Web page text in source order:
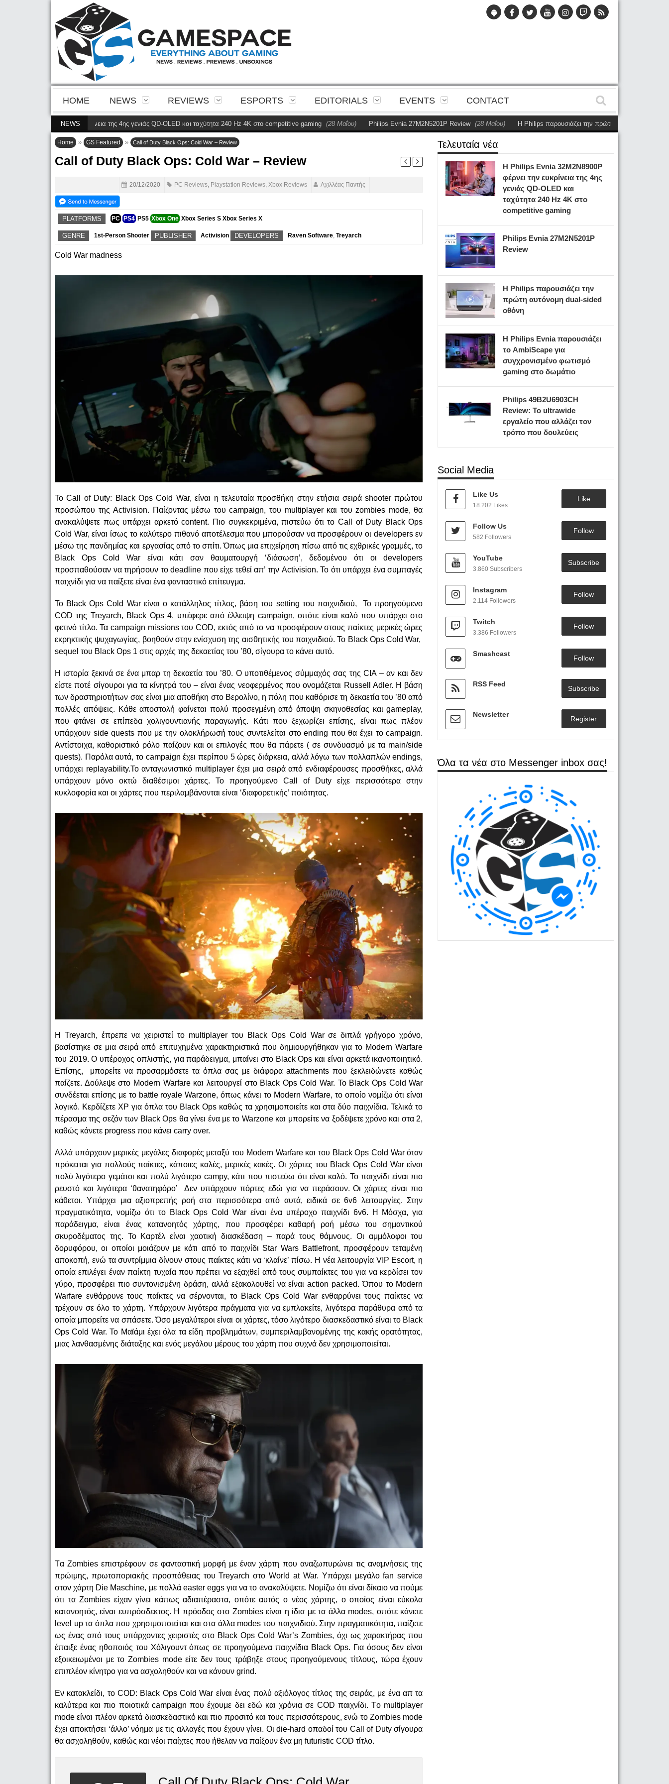
HOME NEWS REVIEWS ESPORTS EDITORIALS EVENTS CONTACT
NEWS
φέρνει την ευκρίνεια της 4ης γενιάς QD-OLED και ταχύτητα 240 Hz 4K στο competitive gaming (28 Μαΐου) Philips Evnia 27M2N5201P Review (28 Μαΐου) Η Philips παρουσιάζει την πρώτη αυτόνομη dual-sided οθόνη
Home » GS Featured » Call of Duty Black Ops: Cold War – Review
Call of Duty Black Ops: Cold War – Review
20/12/2020 PC Reviews, Playstation Reviews, Xbox Reviews Αχιλλέας Παντής
PLATFORMS PC PS4 PS5 Xbox One Xbox Series S Xbox Series X
GENRE 1st-Person Shooter PUBLISHER Activision DEVELOPERS Raven Software, Treyarch
Cold War madness
Το Call of Duty: Black Ops Cold War, είναι η τελευταία προσθήκη στην ετήσια σειρά shooter πρώτου
προσώπου της Activision. Παίζοντας μέσω του campaign, του multiplayer και του zombies mode, θα
ανακαλύψετε πως υπάρχει αρκετό content. Πιο συγκεκριμένα, πιστεύω ότι το Call of Duty Black Ops
Cold War, είναι ίσως το καλύτερο πιθανό αποτέλεσμα που μπορούσαν να προσφέρουν οι developers εν
μέσω της πανδημίας και εργασίας από το σπίτι. Όπως μια επιχείρηση πίσω από τις εχθρικές γραμμές, το
Black Ops Cold War είναι κάτι σαν θαυματουργή ‘διάσωση’, δεδομένου ότι οι developers
προσπαθούσαν να τηρήσουν το deadline που είχε τεθεί απ’ την Activision. Το ότι υπάρχει ένα συμπαγές
παιχνίδι για να παίξετε είναι ένα φανταστικό επίτευγμα.
Το Black Ops Cold War είναι ο κατάλληλος τίτλος, βάση του setting του παιχνιδιού, Το προηγούμενο
COD της Treyarch, Black Ops 4, υπέφερε από έλλειψη campaign, οπότε είναι καλό που υπάρχει στο
φετινό τίτλο. Τα campaign missions του COD, εκτός από το να προσφέρουν στους παίκτες μερικές ώρες
εκρηκτικής ψυχαγωγίας, βοηθούν στην ενίσχυση της αισθητικής του παιχνιδιού. Το Black Ops Cold War,
sequel του Black Ops 1 στις αρχές της δεκαετίας του ’80, σίγουρα το κάνει αυτό.
Η ιστορία ξεκινά σε ένα μπαρ τη δεκαετία του ’80. Ο υποτιθέμενος σύμμαχός σας της CIA – αν και δεν
είστε ποτέ σίγουροι για τα κίνητρά του – είναι ένας νεοφερμένος που ονομάζεται Russell Adler. Η βάση
των δραστηριοτήτων σας είναι μια αποθήκη στο Βερολίνο, η πόλη που καθόρισε τη δεκαετία του ’80 από
πολλές απόψεις. Κάθε αποστολή φαίνεται πολύ προσεγμένη από άποψη σκηνοθεσίας και gameplay,
που φτάνει σε επίπεδα χολιγουντιανής παραγωγής. Κάτι που ξεχωρίζει επίσης, είναι πως πλέον
υπάρχουν side quests που με την ολοκλήρωσή τους συντελείται στο ending που θα έχει το campaign.
Αντίστοιχα, καθοριστικό ρόλο παίζουν και οι επιλογές που θα πάρετε ( σε συνδυασμό με τα main/side
quests). Παρόλα αυτά, το campaign έχει περίπου 5 ώρες διάρκεια, αλλά λόγω των πολλαπλών endings,
υπάρχει replayability.Το ανταγωνιστικό multiplayer έχει μια σειρά από ενδιαφέρουσες προσθήκες, αλλά
υπάρχουν μόνο οκτώ διαθέσιμοι χάρτες. Το προηγούμενο Call of Duty είχε περισσότερα στην
κυκλοφορία και οι χάρτες που περιλαμβάνονται είναι ‘διαφορετικής’ ποιότητας.
Η Treyarch, έπρεπε να χειριστεί το multiplayer του Black Ops Cold War σε διπλά γρήγορο χρόνο,
βασίστηκε σε μια σειρά από επιτυχημένα χαρακτηριστικά που δημιουργήθηκαν για το Modern Warfare
του 2019. Ο υπέροχος οπλιστής, για παράδειγμα, μπαίνει στο Black Ops και είναι αρκετά ικανοποιητικό.
Επίσης, μπορείτε να προσαρμόσετε τα όπλα σας με διάφορα attachments που ξεκλειδώνετε καθώς
παίζετε. Δούλεψε στο Modern Warfare και λειτουργεί στο Black Ops Cold War. Το Black Ops Cold War
συνδέεται επίσης με το battle royale Warzone, όπως κάνει το Modern Warfare, το οποίο νομίζω ότι είναι
λογικό. Κερδίζετε XP για όπλα του Black Ops καθώς τα χρησιμοποιείτε και στα δύο παιχνίδια. Τελικά το
πέρασμα της σεζόν των Black Ops θα γίνει ένα με το Warzone και μπορείτε να ξοδέψετε χρόνο και στα 2,
καθώς κάνετε progress που κάνει carry over.
Αλλά υπάρχουν μερικές μεγάλες διαφορές μεταξύ του Modern Warfare και του Black Ops Cold War όταν
πρόκειται για πολλούς παίκτες, κάποιες καλές, μερικές κακές. Οι χάρτες του Black Ops Cold War είναι
πολύ λιγότερο γεμάτοι και πολύ λιγότερο campy, κάτι που πιστεύω ότι είναι καλό. To παιχνίδι είναι πιο
ρευστό και λιγότερα ‘θανατηφόρο’ Δεν υπάρχουν πόρτες εδώ για να περάσουν. Οι χάρτες είναι πιο
κάθετοι. Υπάρχει μια αξιοπρεπής ροή στα περισσότερα από αυτά, ειδικά σε 6v6 λειτουργίες. Στην
πραγματικότητα, νομίζω ότι το Black Ops Cold War είναι ένα υπέροχο παιχνίδι 6v6. Η Μόσχα, για
παράδειγμα, είναι ένας κατανοητός χάρτης, που προσφέρει καθαρή ροή μέσω του σημαντικού
σκυροδέματος της. Το Καρτέλ είναι χαοτική διασκέδαση – παρά τους θάμνους. Οι αμμόλοφοι του
δορυφόρου, οι οποίοι μοιάζουν με κάτι από το παιχνίδι Star Wars Battlefront, προσφέρουν τεταμένη
αποκοπή, ενώ τα συντρίμμια δίνουν στους παίκτες κάτι να ‘κλαίνε’ πίσω. Η νέα λειτουργία VIP Escort, η
οποία επιλέγει έναν παίκτη τυχαία που πρέπει να εξαχθεί από τους συμπαίκτες του για να κερδίσει τον
γύρο, προσφέρει πιο συντονισμένη δράση, αλλά εξακολουθεί να είναι action packed. Όπου το Modern
Warfare ενθάρρυνε τους παίκτες να σέρνονται, το Black Ops Cold War ενθαρρύνει τους παίκτες να
τρέχουν σε όλο το χάρτη. Υπάρχουν λιγότερα πράγματα για να εμπλακείτε, λιγότερα παράθυρα από τα
οποία μπορείτε να σπάσετε.Όσο μεγαλύτεροι είναι οι χάρτες, τόσο λιγότερο διασκεδαστικό είναι το Black
Ops Cold War. Το Μαϊάμι έχει όλα τα είδη προβλημάτων, συμπεριλαμβανομένης της κακής ορατότητας,
μιας λανθασμένης διάταξης και ενός μεγάλου μέρους του χάρτη που συχνά δεν χρησιμοποιείται.
Tα Zombies επιστρέφουν σε φανταστική μορφή με έναν χάρτη που αναζωπυρώνει τις αναμνήσεις της
πρώιμης, πρωτοποριακής προσπάθειας του Treyarch στο World at War. Υπάρχει μεγάλο fan service
στον χάρτη Die Maschine, με πολλά easter eggs για να το ανακαλύψετε. Νομίζω ότι είναι δίκαιο να πούμε
ότι τα Zombies είχαν γίνει κάπως αδιαπέραστα, οπότε αυτός ο νέος χάρτης, ο οποίος είναι εύκολα
κατανοητός, είναι ευπρόσδεκτος. Η πρόοδος στο Zombies είναι η ίδια με τα άλλα modes, οπότε κάνετε
level up τα όπλα που χρησιμοποιείται και στα άλλα modes του παιχνιδιού. Στην πραγματικότητα, παίζετε
ως ένας από τους υπάρχοντες χειριστές στο Black Ops Cold War’s Zombies, όχι ως χαρακτήρας που
έπαιξε ένας ηθοποιός του Χόλιγουντ όπως σε προηγούμενα παιχνίδια Black Ops. Για όσους δεν είναι
εξοικειωμένοι με το Zombies mode είτε δεν τους τράβηξε στους προηγούμενους τίτλους, τώρα έχουν
επιπλέον κίνητρο για να ασχοληθούν και να κάνουν grind.
Εν κατακλείδι, το COD: Black Ops Cold War είναι ένας πολύ αξιόλογος τίτλος της σειράς, με ένα απ τα
καλύτερα και πιο ποιοτικά campaign που έχουμε δει εδώ και χρόνια σε COD παιχνίδι. Τo multiplayer
mode είναι πλέον αρκετά διασκεδαστικό και πιο προσιτό και τους περισσότερους, ενώ το Zombies mode
έχει αποκτήσει ‘άλλο’ νόημα με τις αλλαγές που έχουν γίνει. Οι die-hard οπαδοί του Call of Duty σίγουρα
θα ασχοληθούν, καθώς και νέοι παίχτες που ήθελαν να παίξουν ένα μη futuristic COD τίτλο.
Τελευταία νέα
Η Philips Evnia 32M2N8900P
φέρνει την ευκρίνεια της 4ης
γενιάς QD-OLED και
ταχύτητα 240 Hz 4K στο
competitive gaming
Philips Evnia 27M2N5201P
Review
Η Philips παρουσιάζει την
πρώτη αυτόνομη dual-sided
οθόνη
Η Philips Evnia παρουσιάζει
το AmbiScape για
συγχρονισμένο φωτισμό
gaming στο δωμάτιο
Philips 49B2U6903CH
Review: Το ultrawide
εργαλείο που αλλάζει τον
τρόπο που δουλεύεις
Social Media
Like Us
18.202 Likes
Like
Follow Us
582 Followers
Follow
YouTube
3.860 Subscribers
Subscribe
Instagram
2.114 Followers
Follow
Twitch
3.386 Followers
Follow
Smashcast
Follow
RSS Feed
Subscribe
Newsletter
Register
Όλα τα νέα στο Messenger inbox σας!